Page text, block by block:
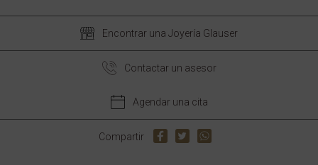
Encontrar una Joyería Glauser
Contactar un asesor
Agendar una cita
Compartir